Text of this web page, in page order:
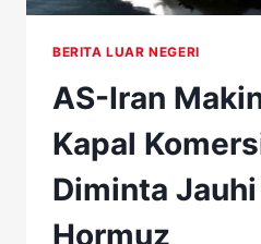
BERITA LUAR NEGERI
AS-Iran
Kapal
Diminta
Hormuz